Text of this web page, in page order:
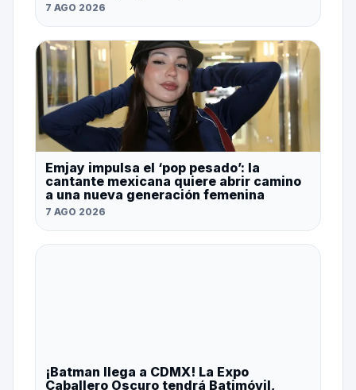
7 AGO 2026
Emjay impulsa el ‘pop pesado’: la
cantante mexicana quiere abrir camino
a una nueva generación femenina
7 AGO 2026
¡Batman llega a CDMX! La Expo
Caballero Oscuro tendrá Batimóvil,